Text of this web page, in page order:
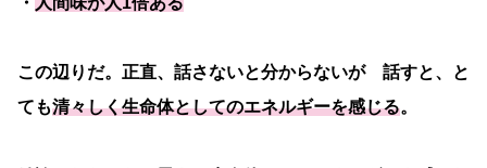
この辺りだ。正直、話さないと分からないが 話すと、と
ても清々しく生命体としてのエネルギーを感じる。